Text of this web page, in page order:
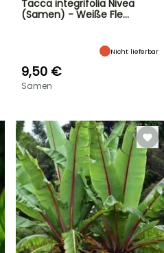
Tacca integrifolia Nivea
(Samen) - Weiße Fle…
Nicht lieferbar
9,50 €
Samen